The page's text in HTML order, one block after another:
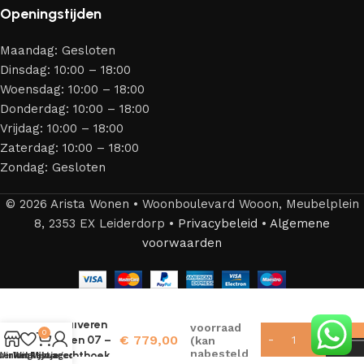
Openingstijden
Maandag: Gesloten
Dinsdag: 10:00 – 18:00
Woensdag: 10:00 – 18:00
Donderdag: 10:00 – 18:00
Vrijdag: 10:00 – 18:00
Zaterdag: 10:00 – 18:00
Zondag: Gesloten
© 2026 Arista Wonen • Woonboulevard Wooon, Meubelplein
8, 2353 EX Leiderdorp • Privacybeleid • Algemene
voorwaarden
– Zilveren
Steen 07 –
Rechthoek
€ 779,00
voorraad
(kan
nabesteld
0
Winkelwagen
Mijn account